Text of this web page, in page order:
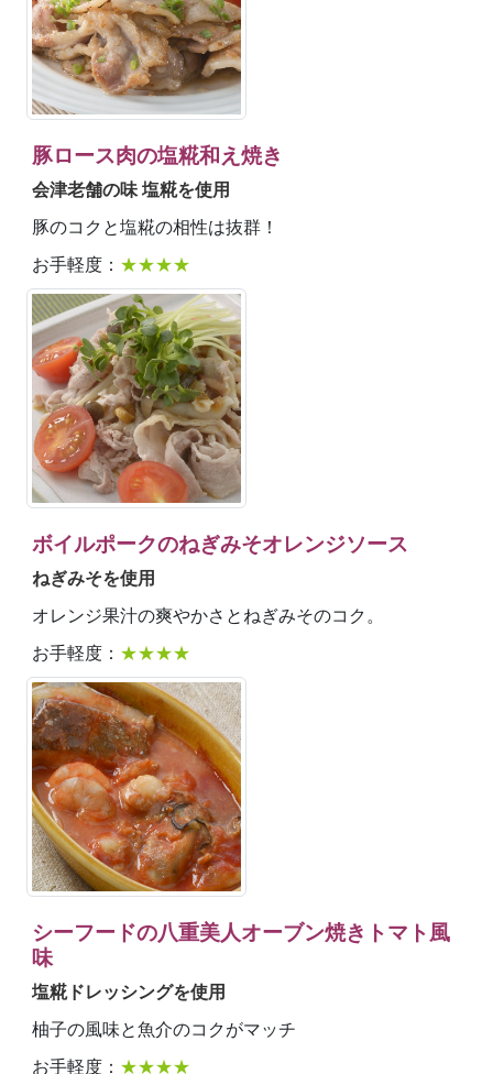
豚ロース肉の塩糀和え焼き
会津老舗の味 塩糀を使用
豚のコクと塩糀の相性は抜群！
お手軽度： ★★★★
ボイルポークのねぎみそオレンジソース
ねぎみそを使用
オレンジ果汁の爽やかさとねぎみそのコク。
お手軽度： ★★★★
シーフードの八重美人オーブン焼きトマト風
味
塩糀ドレッシングを使用
柚子の風味と魚介のコクがマッチ
お手軽度： ★★★★